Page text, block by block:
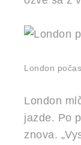
London
London
jazde. Po
znova.